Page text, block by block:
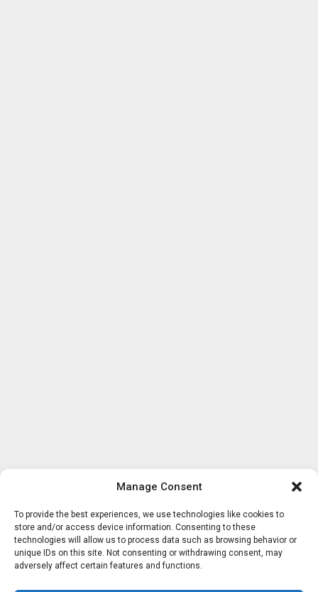
Manage Consent
To provide the best experiences, we use technologies like cookies to
store and/or access device information. Consenting to these
technologies will allow us to process data such as browsing behavior or
unique IDs on this site. Not consenting or withdrawing consent, may
adversely affect certain features and functions.